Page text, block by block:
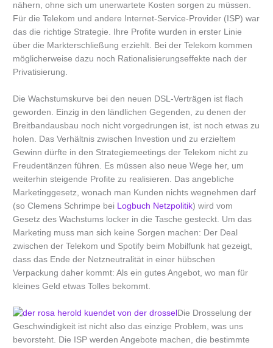
nähern, ohne sich um unerwartete Kosten sorgen zu müssen.
Für die Telekom und andere Internet-Service-Provider (ISP) war
das die richtige Strategie. Ihre Profite wurden in erster Linie
über die Markterschließung erziehlt. Bei der Telekom kommen
möglicherweise dazu noch Rationalisierungseffekte nach der
Privatisierung.
Die Wachstumskurve bei den neuen DSL-Verträgen ist flach
geworden. Einzig in den ländlichen Gegenden, zu denen der
Breitbandausbau noch nicht vorgedrungen ist, ist noch etwas zu
holen. Das Verhältnis zwischen Investion und zu erzieltem
Gewinn dürfte in den Strategiemeetings der Telekom nicht zu
Freudentänzen führen. Es müssen also neue Wege her, um
weiterhin steigende Profite zu realisieren. Das angebliche
Marketinggesetz, wonach man Kunden nichts wegnehmen darf
(so Clemens Schrimpe bei Logbuch Netzpolitik) wird vom
Gesetz des Wachstums locker in die Tasche gesteckt. Um das
Marketing muss man sich keine Sorgen machen: Der Deal
zwischen der Telekom und Spotify beim Mobilfunk hat gezeigt,
dass das Ende der Netzneutralität in einer hübschen
Verpackung daher kommt: Als ein gutes Angebot, wo man für
kleines Geld etwas Tolles bekommt.
Die Drosselung der
Geschwindigkeit ist nicht also das einzige Problem, was uns
bevorsteht. Die ISP werden Angebote machen, die bestimmte